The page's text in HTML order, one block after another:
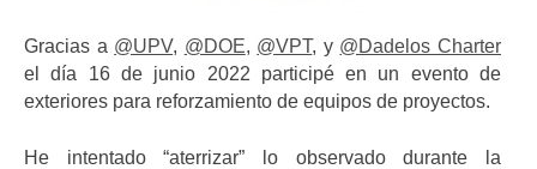
Gracias a @UPV, @DOE, @VPT, y @Dadelos Charter
el día 16 de junio 2022 participé en un evento de
exteriores para reforzamiento de equipos de proyectos.
He intentado “aterrizar” lo observado durante la